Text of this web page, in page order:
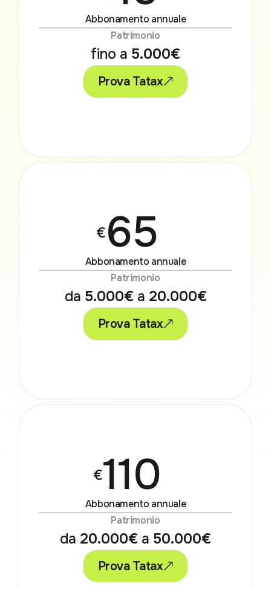
Abbonamento annuale
Patrimonio
fino a 5.000€
Prova Tatax
€65
Abbonamento annuale
Patrimonio
da 5.000€ a 20.000€
Prova Tatax
€110
Abbonamento annuale
Patrimonio
da 20.000€ a 50.000€
Prova Tatax